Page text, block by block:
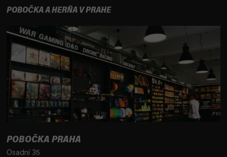
POBOČKA A HERŇA V PRAHE
POBOČKA PRAHA
Osadní 35